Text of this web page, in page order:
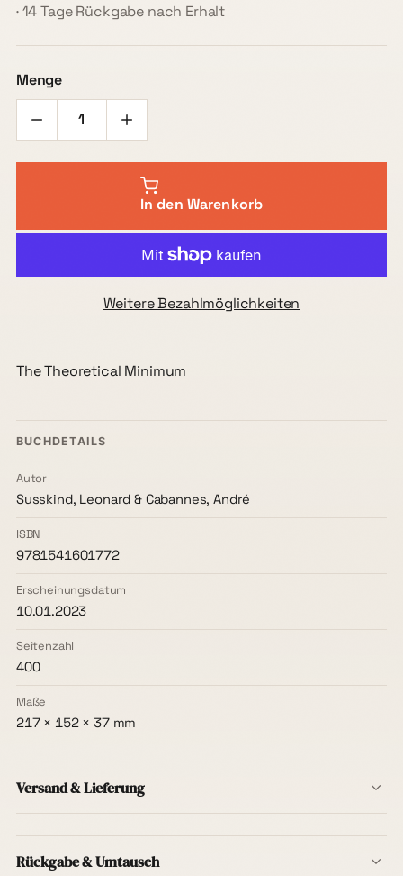
· 14 Tage Rückgabe nach Erhalt
Menge
In den Warenkorb
Weitere Bezahlmöglichkeiten
The Theoretical Minimum
BUCHDETAILS
Autor
Susskind, Leonard & Cabannes, André
ISBN
9781541601772
Erscheinungsdatum
10.01.2023
Seitenzahl
400
Maße
217 × 152 × 37 mm
Versand & Lieferung
ohne Mindestbestellwert, ab dem ersten Buch. Die
Rückgabe & Umtausch